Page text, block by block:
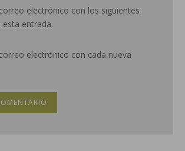
electrónico con los siguientes
entrada.
electrónico con cada nueva